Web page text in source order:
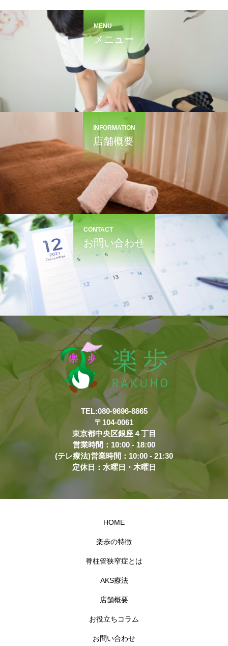
MENU
メニュー
INFORMATION
店舗概要
CONTACT
お問い合わせ
TEL:080-9696-8865
〒104-0061
東京都中央区銀座４丁目
営業時間：10:00 - 18:00
(テレ療法)営業時間：10:00 - 21:30
定休日：水曜日・木曜日
HOME
楽歩の特徴
脊柱管狭窄症とは
AKS療法
店舗概要
お役立ちコラム
お問い合わせ